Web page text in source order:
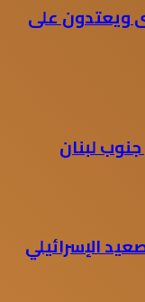
ويعتدون على
الإسرائيلي